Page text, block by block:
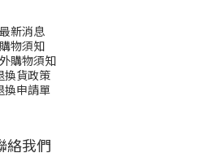
最新消息
購物須知
購物須知
換貨政策
換申請單
絡我們